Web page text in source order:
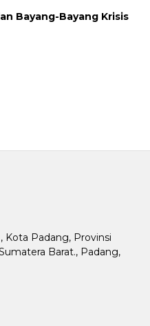
Bayang-Bayang Krisis
Kota Padang, Provinsi
Barat., Padang,